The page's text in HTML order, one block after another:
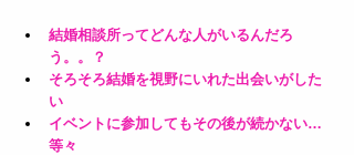
結婚相談所ってどんな人がいるんだろ
う。。？
そろそろ結婚を視野にいれた出会いがした
い
イベントに参加してもその後が続かない…
等々